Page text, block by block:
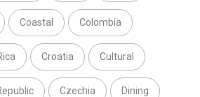
Coastal Colombia
Croatia Cultural
Czechia Dining